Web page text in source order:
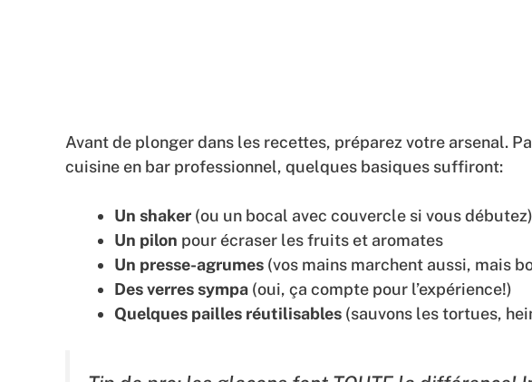
Avant de plonger dans les recettes, préparez votre arsenal.
cuisine en bar professionnel, quelques basiques suffiront:
Un shaker (ou un bocal avec couvercle si vous débutez)
Un pilon pour écraser les fruits et aromates
Un presse-agrumes (vos mains marchent aussi, mais
Des verres sympa (oui, ça compte pour l’expérience!)
Quelques pailles réutilisables (sauvons les tortues,